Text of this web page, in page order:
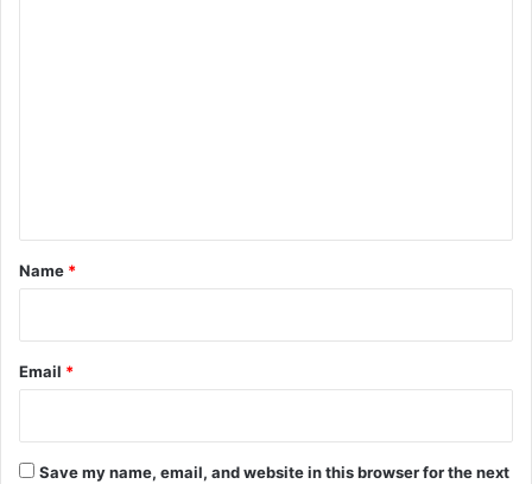
*
Name *
Email *
Save my name, email, and website in this browser for the next